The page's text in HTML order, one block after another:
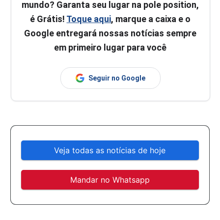
mundo? Garanta seu lugar na pole position,
é Grátis! Toque aqui, marque a caixa e o
Google entregará nossas notícias sempre
em primeiro lugar para você
Seguir no Google
Veja todas as notícias de hoje
Mandar no Whatsapp